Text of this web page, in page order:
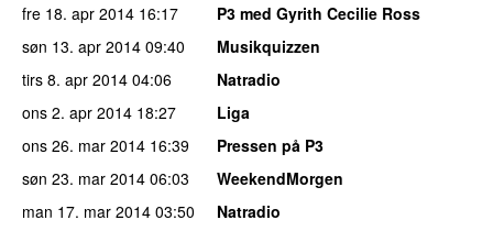
fre 18. apr 2014 16:17
P3 med Gyrith Cecilie Ross
søn 13. apr 2014 09:40
Musikquizzen
tirs 8. apr 2014 04:06
Natradio
ons 2. apr 2014 18:27
Liga
ons 26. mar 2014 16:39
Pressen på P3
søn 23. mar 2014 06:03
WeekendMorgen
man 17. mar 2014 03:50
Natradio